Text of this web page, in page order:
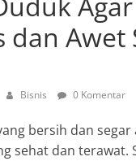
dan Awet
Bisnis 0 Komentar
bersih dan
sehat dan terawat.